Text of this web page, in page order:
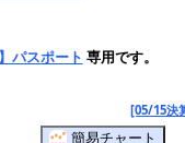
パスポート 専用です。
[05/15決
簡易チャート